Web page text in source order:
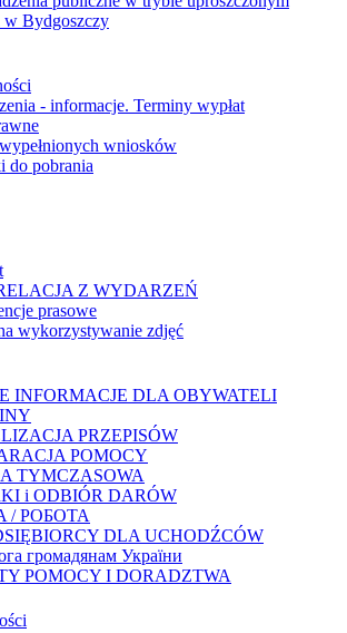
w Bydgoszczy
- informacje. Terminy wypłat
wniosków
do pobrania
Z WYDARZEŃ
prasowe
wykorzystywanie zdjęć
INFORMACJE DLA OBYWATELI
PRZEPISÓW
POMOCY
TYMCZASOWA
i ODBIÓR DARÓW
/ РОБОТА
DLA UCHODŹCÓW
громадянам України
POMOCY I DORADZTWA